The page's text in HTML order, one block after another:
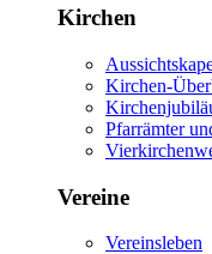
Kirchen
Kirchen-
Pfarrämter
Vereine
Vereinsleben